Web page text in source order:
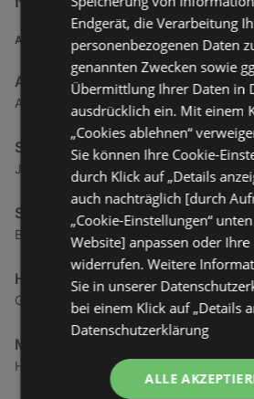
ADRESSE
ADEG Österreich Handelsakt.Ges
Atu53220009 Rheinstraße 1, 6974
SPAR Supermarkt
Jägerweg 2, 6973 Höchst
SPAR Supermarkt
Bundesstraße 80, 6972 Fussach
HOFER
Gartenstraße 6, 6973 Höchst
Mähr Handels GmbH
Haderstraße 84, 6972 Fussach
Endgerät, die Verarbeitung
personenbezogenen Daten
genannten Zwecken sowie
Übermittlung Ihrer Daten in
ausdrücklich ein. Mit einem
„Cookies ablehnen“
Sie können Ihre Cookie-
durch Klick auf „Details
auch nachträglich [durch
„Cookie-Einstellungen“
Website] anpassen oder
widerrufen. Weitere
Sie in unserer
bei einem Klick auf „Details
Datenschutzerklärung
ALLE